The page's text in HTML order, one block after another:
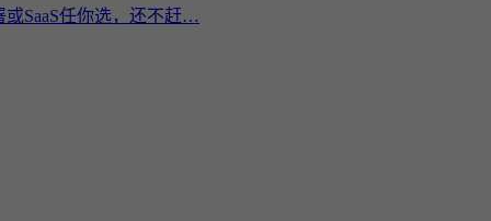
SaaS任你选，还不赶…